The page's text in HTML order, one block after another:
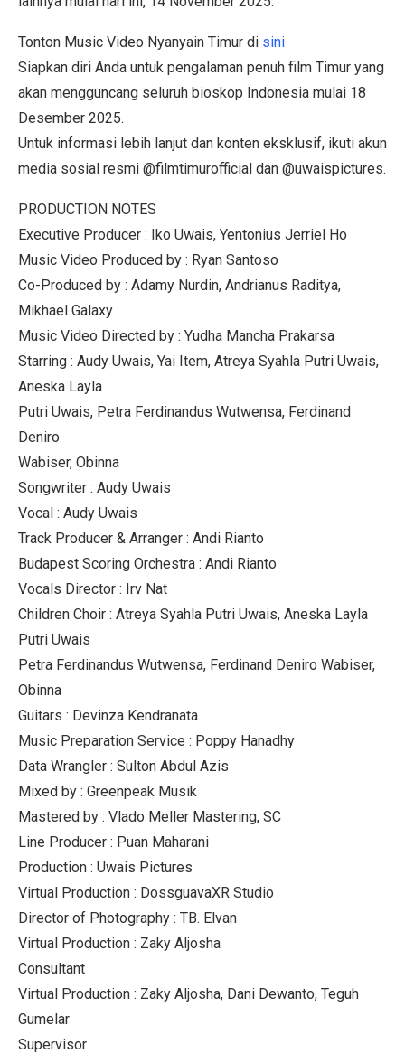
Tonton Music Video Nyanyain Timur di sini
Siapkan diri Anda untuk pengalaman penuh film Timur yang
akan mengguncang seluruh bioskop Indonesia mulai 18
Desember 2025.
Untuk informasi lebih lanjut dan konten eksklusif, ikuti akun
media sosial resmi @filmtimurofficial dan @uwaispictures.
PRODUCTION NOTES
Executive Producer : Iko Uwais, Yentonius Jerriel Ho
Music Video Produced by : Ryan Santoso
Co-Produced by : Adamy Nurdin, Andrianus Raditya,
Mikhael Galaxy
Music Video Directed by : Yudha Mancha Prakarsa
Starring : Audy Uwais, Yai Item, Atreya Syahla Putri Uwais,
Aneska Layla
Putri Uwais, Petra Ferdinandus Wutwensa, Ferdinand
Deniro
Wabiser, Obinna
Songwriter : Audy Uwais
Vocal : Audy Uwais
Track Producer & Arranger : Andi Rianto
Budapest Scoring Orchestra : Andi Rianto
Vocals Director : Irv Nat
Children Choir : Atreya Syahla Putri Uwais, Aneska Layla
Putri Uwais
Petra Ferdinandus Wutwensa, Ferdinand Deniro Wabiser,
Obinna
Guitars : Devinza Kendranata
Music Preparation Service : Poppy Hanadhy
Data Wrangler : Sulton Abdul Azis
Mixed by : Greenpeak Musik
Mastered by : Vlado Meller Mastering, SC
Line Producer : Puan Maharani
Production : Uwais Pictures
Virtual Production : DossguavaXR Studio
Director of Photography : TB. Elvan
Virtual Production : Zaky Aljosha
Consultant
Virtual Production : Zaky Aljosha, Dani Dewanto, Teguh
Gumelar
Supervisor